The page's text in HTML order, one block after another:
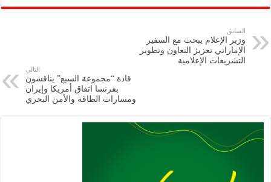
p
y
Li
n
eb
k
tt
nt
at
p
gr
ai
ar
السابق
وزير الإعلام يبحث مع السفير
الإماراتي تعزيز التعاون وتطوير
التشريعات الإعلامية
التالي
قادة “مجموعة السبع” يناقشون
بفرنسا اتفاق أمريكا وإيران
ومسارات الطاقة ‏والأمن البحري